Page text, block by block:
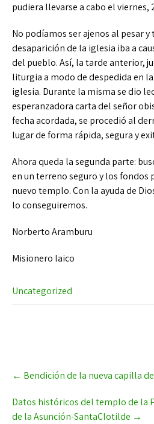
pudiera llevarse a cabo el viernes,
No podíamos ser ajenos al pesar y
desaparición de la iglesia iba a
del pueblo. Así, la tarde anterior,
liturgia a modo de despedida en
iglesia. Durante la misma se dio
esperanzadora carta del señor
fecha acordada, se procedió al
lugar de forma rápida, segura y
Ahora queda la segunda parte:
en un terreno seguro y los fondos
nuevo templo. Con la ayuda de
lo conseguiremos.
Norberto Aramburu
Misionero laico
Uncategorized
Post
navigation
← Bendición de la nueva capilla
Datos históricos del templo de la
de la Asunción-SantaClotilde →